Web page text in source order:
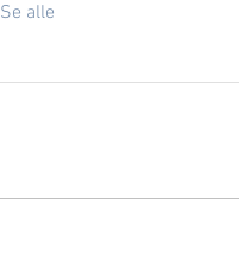
Se alle